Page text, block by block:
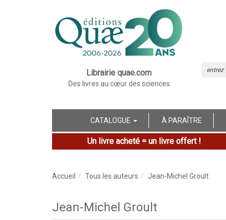
Librairie quae.com
Des livres au cœur des sciences
CATALOGUE À PARAÎTRE
Un livre acheté = un livre offert !
Accueil Tous les auteurs Jean-Michel Groult
Jean-Michel Groult